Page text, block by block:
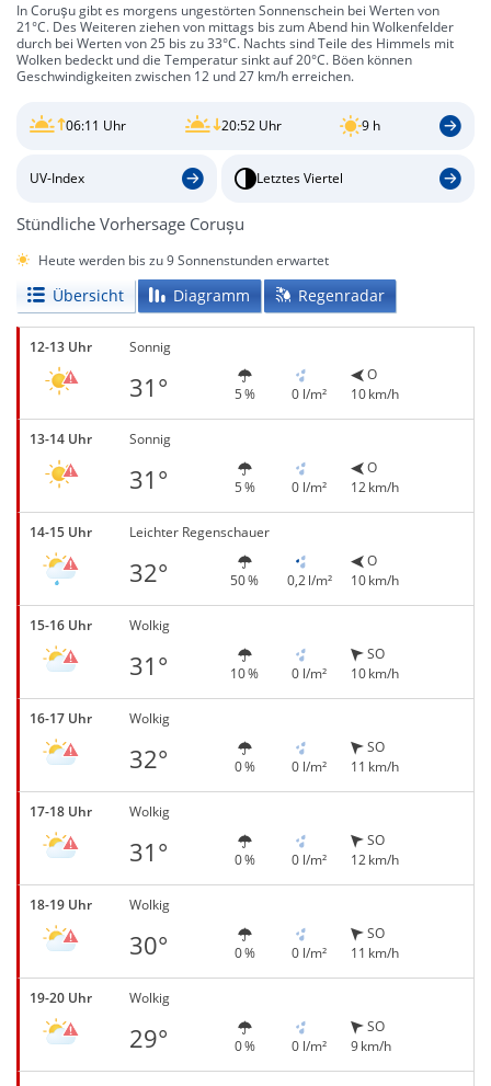
In Corușu gibt es morgens ungestörten Sonnenschein bei Werten von
21°C. Des Weiteren ziehen von mittags bis zum Abend hin Wolkenfelder
durch bei Werten von 25 bis zu 33°C. Nachts sind Teile des Himmels mit
Wolken bedeckt und die Temperatur sinkt auf 20°C. Böen können
Geschwindigkeiten zwischen 12 und 27 km/h erreichen.
06:11 Uhr 20:52 Uhr 9 h
UV-Index Letztes Viertel
Stündliche Vorhersage Corușu
Heute werden bis zu 9 Sonnenstunden erwartet
Übersicht Diagramm Regenradar
12-13 Uhr Sonnig
31° 5 % 0 l/m²
O
10 km/h
13-14 Uhr Sonnig
31° 5 % 0 l/m²
O
12 km/h
14-15 Uhr Leichter Regenschauer
32° 50 % 0,2 l/m²
O
10 km/h
15-16 Uhr Wolkig
31° 10 % 0 l/m²
SO
10 km/h
16-17 Uhr Wolkig
32° 0 % 0 l/m²
SO
11 km/h
17-18 Uhr Wolkig
31° 0 % 0 l/m²
SO
12 km/h
18-19 Uhr Wolkig
30° 0 % 0 l/m²
SO
11 km/h
19-20 Uhr Wolkig
29° 0 % 0 l/m²
SO
9 km/h